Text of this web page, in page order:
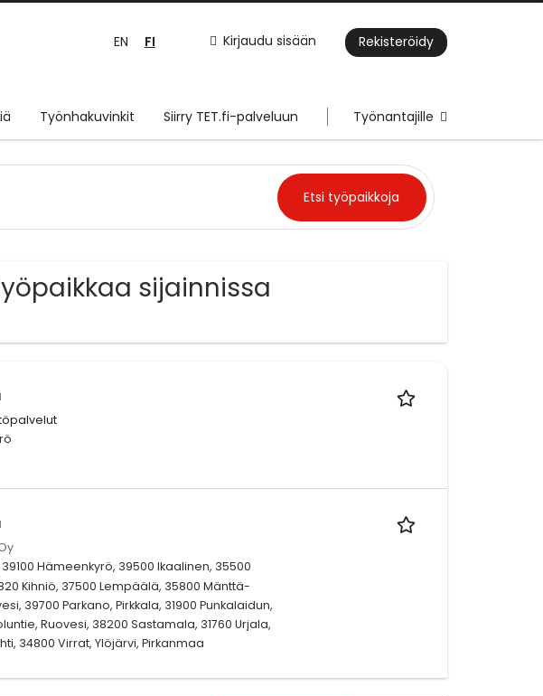
Kirjaudu sisään Rekisteröidy
EN FI
Työnhakuvinkit Siirry TET.fi-palveluun Työnantajille
sijainnissa
Hämeenkyrö, 39500 Ikaalinen, 35500
Kihniö, 37500 Lempäälä, 35800 Mänttä-
39700 Parkano, Pirkkala, 31900 Punkalaidun,
Ruovesi, 38200 Sastamala, 31760 Urjala,
34800 Virrat, Ylöjärvi, Pirkanmaa